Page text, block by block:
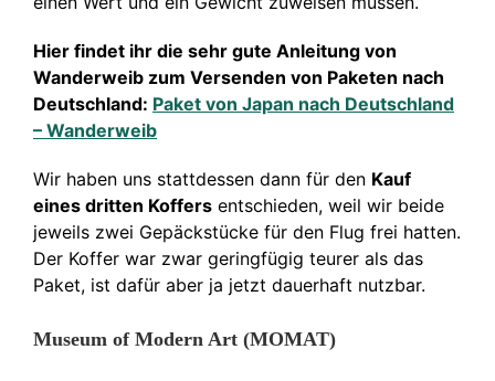
Hier findet ihr die sehr gute Anleitung von
Wanderweib zum Versenden von Paketen nach
Deutschland: Paket von Japan nach Deutschland
– Wanderweib
Wir haben uns stattdessen dann für den Kauf
eines dritten Koffers entschieden, weil wir beide
jeweils zwei Gepäckstücke für den Flug frei hatten.
Der Koffer war zwar geringfügig teurer als das
Paket, ist dafür aber ja jetzt dauerhaft nutzbar.
Museum of Modern Art (MOMAT)